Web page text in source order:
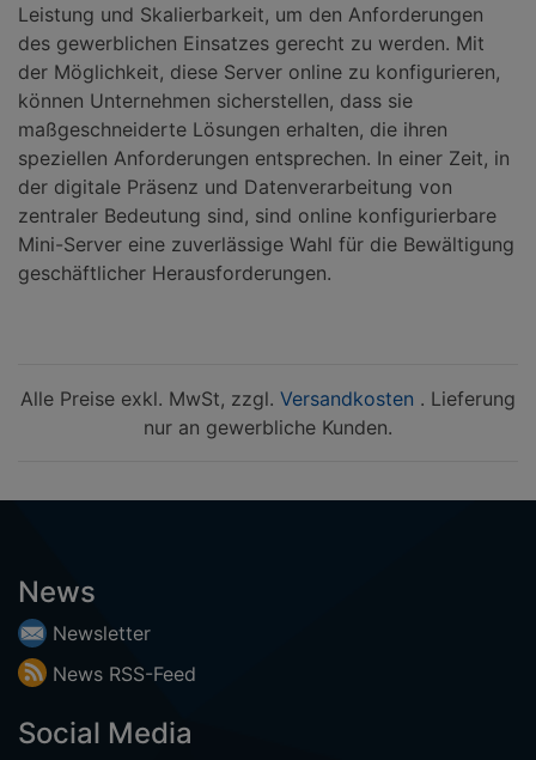
Leistung und Skalierbarkeit, um den Anforderungen
des gewerblichen Einsatzes gerecht zu werden. Mit
der Möglichkeit, diese Server online zu konfigurieren,
können Unternehmen sicherstellen, dass sie
maßgeschneiderte Lösungen erhalten, die ihren
speziellen Anforderungen entsprechen. In einer Zeit, in
der digitale Präsenz und Datenverarbeitung von
zentraler Bedeutung sind, sind online konfigurierbare
Mini-Server eine zuverlässige Wahl für die Bewältigung
geschäftlicher Herausforderungen.
Alle Preise exkl. MwSt, zzgl. Versandkosten . Lieferung
nur an gewerbliche Kunden.
News
Newsletter
News RSS-Feed
Social Media